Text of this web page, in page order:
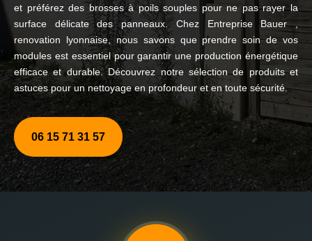
et préférez des brosses à poils souples pour ne pas rayer la
surface délicate des panneaux. Chez Entreprise Bauer ,
renovation lyonnaise, nous savons que prendre soin de vos
modules est essentiel pour garantir une production énergétique
efficace et durable. Découvrez notre sélection de produits et
astuces pour un nettoyage en profondeur et en toute sécurité.
06 15 71 31 57